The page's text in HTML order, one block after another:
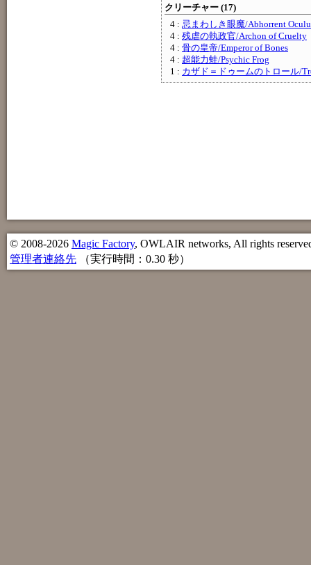
クリーチャー (17)
4 : 忌まわしき眼魔/Abhorrent
4 : 残虐の執政官/Archon of Cruelty
4 : 骨の皇帝/Emperor of Bones
4 : 超能力蛙/Psychic Frog
1 : カザド＝ドゥームのトロール/
© 2008-2026 Magic Factory, OWLAIR networks, All rights
管理者連絡先 （実行時間：0.30 秒）